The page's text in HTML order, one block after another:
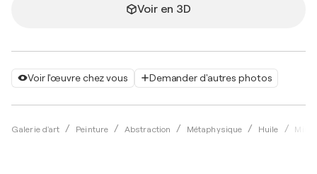
Voir l'œuvre chez vous Demander d'autres photos
Galerie d'art Peinture Abstraction Métaphysique Huile Min
Voir en 3D